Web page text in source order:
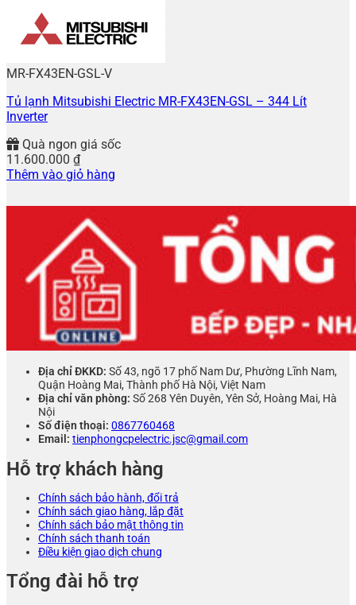
MR-FX43EN-GSL-V
Tủ lạnh Mitsubishi Electric MR-FX43EN-GSL – 344 Lít
Inverter
Quà ngon giá sốc
11.600.000 ₫
Thêm vào giỏ hàng
Địa chỉ ĐKKD: Số 43, ngõ 17 phố Nam Dư, Phường Lĩnh Nam,
Quận Hoàng Mai, Thành phố Hà Nội, Việt Nam
Địa chỉ văn phòng: Số 268 Yên Duyên, Yên Sở, Hoàng Mai, Hà
Nội
Số điện thoại: 0867760468
Email: tienphongcpelectric.jsc@gmail.com
Hỗ trợ khách hàng
Chính sách bảo hành, đổi trả
Chính sách giao hàng, lắp đặt
Chính sách bảo mật thông tin
Chính sách thanh toán
Điều kiện giao dịch chung
Tổng đài hỗ trợ